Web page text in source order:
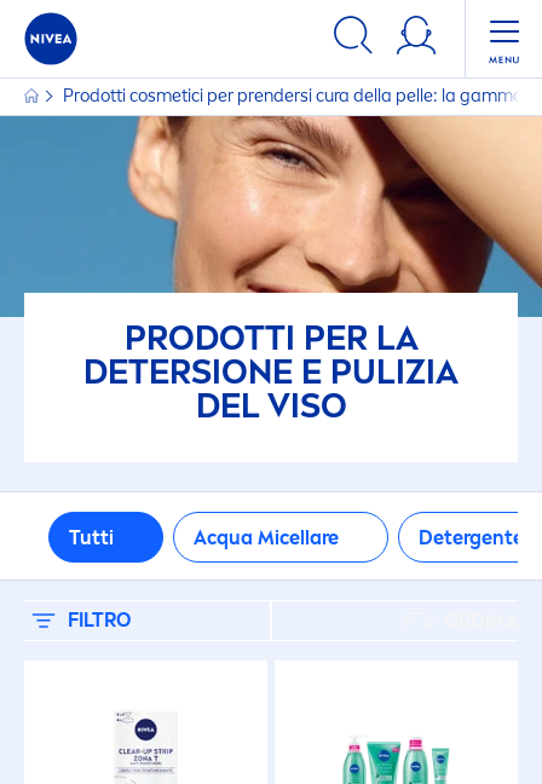
Prodotti cosmetici per prendersi cura della pelle: la gamma
PRODOTTI PER LA
DETERSIONE E PULIZIA
DEL VISO
Tutti Acqua Micellare Detergente
FILTRO
FILTRI
TIPO DI PELLE
Incline alle macchie
Pelle grassa
Pelle mista
Pelle normale
Pelle secca
Pelle sensibile
NESSUN INGREDIENTE